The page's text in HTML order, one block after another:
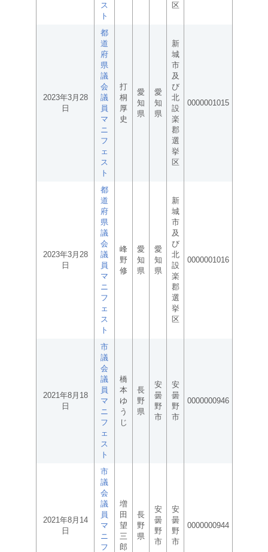
ス
ト
区
2023年3月28
日
都
道
府
県
議
会
議
員
マ
ニ
フ
ェ
ス
ト
打
桐
厚
史
愛
知
県
愛
知
県
新
城
市
及
び
北
設
楽
郡
選
挙
区
0000001015
2023年3月28
日
都
道
府
県
議
会
議
員
マ
ニ
フ
ェ
ス
ト
峰
野
修
愛
知
県
愛
知
県
新
城
市
及
び
北
設
楽
郡
選
挙
区
0000001016
2021年8月18
日
市
議
会
議
員
マ
ニ
フ
ェ
ス
ト
橋
本
ゆ
う
じ
長
野
県
安
曇
野
市
安
曇
野
市
0000000946
2021年8月14
日
市
議
会
議
員
マ
ニ
フ
増
田
望
三
郎
長
野
県
安
曇
野
市
安
曇
野
市
0000000944